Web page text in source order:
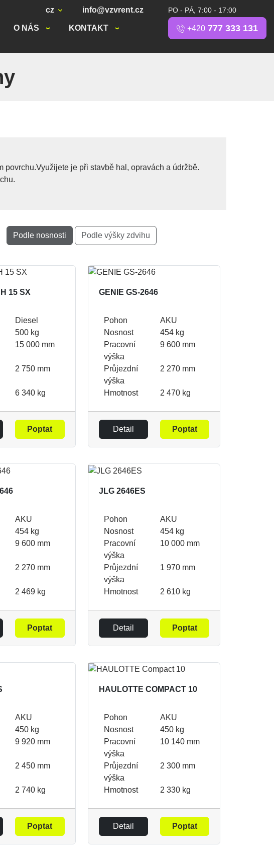
O NÁS KONTAKT
cz info@vzvrent.cz PO - PÁ, 7:00 - 17:00
+420 777 333 131
je při stavbě hal, opravách a údržbě.
Podle nosnosti Podle výšky zdvihu
15 SX
Diesel
500 kg
15 000 mm
2 750 mm
6 340 kg
Poptat
GENIE GS-2646
Pohon
AKU
Nosnost
454 kg
Pracovní
výška
9 600 mm
Průjezdní
výška
2 270 mm
Hmotnost 2 470 kg
Detail Poptat
AKU
454 kg
9 600 mm
2 270 mm
2 469 kg
Poptat
JLG 2646ES
Pohon
AKU
Nosnost
454 kg
Pracovní
výška
10 000 mm
Průjezdní
výška
1 970 mm
Hmotnost 2 610 kg
Detail Poptat
AKU
450 kg
9 920 mm
2 450 mm
2 740 kg
Poptat
HAULOTTE COMPACT 10
Pohon
AKU
Nosnost
450 kg
Pracovní
výška
10 140 mm
Průjezdní
výška
2 300 mm
Hmotnost 2 330 kg
Detail Poptat